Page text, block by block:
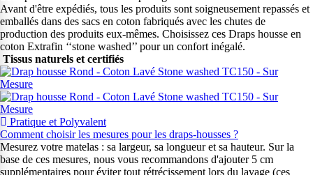
Avant d'être expédiés, tous les produits sont soigneusement repassés et
emballés dans des sacs en coton fabriqués avec les chutes de
production des produits eux-mêmes. Choisissez ces Draps housse en
coton Extrafin ‘‘stone washed’’ pour un confort inégalé.
Tissus naturels et certifiés
Pratique et Polyvalent
Comment choisir les mesures pour les draps-housses ?
Mesurez votre matelas : sa largeur, sa longueur et sa hauteur. Sur la
base de ces mesures, nous vous recommandons d'ajouter 5 cm
supplémentaires pour éviter tout rétrécissement lors du lavage (ces